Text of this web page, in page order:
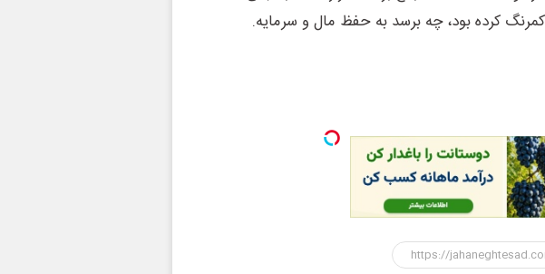
کرده بود، چه برسد به حفظ مال و سرمایه.